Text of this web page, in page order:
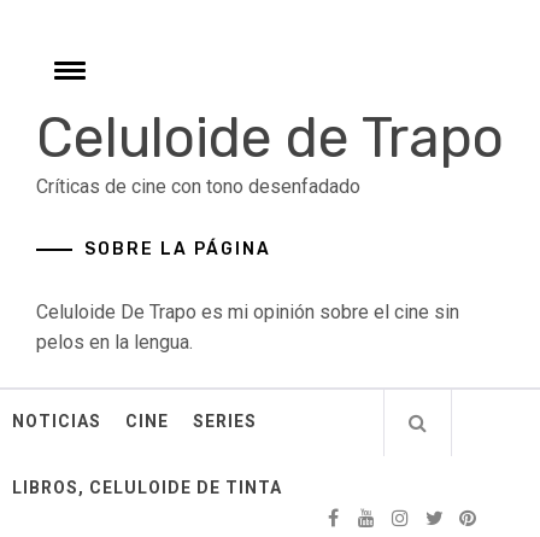
contentToggle
Celuloide de Trapo
Críticas de cine con tono desenfadado
SOBRE LA PÁGINA
Celuloide De Trapo es mi opinión sobre el cine sin
pelos en la lengua.
NOTICIAS CINE SERIES
LIBROS, CELULOIDE DE TINTA